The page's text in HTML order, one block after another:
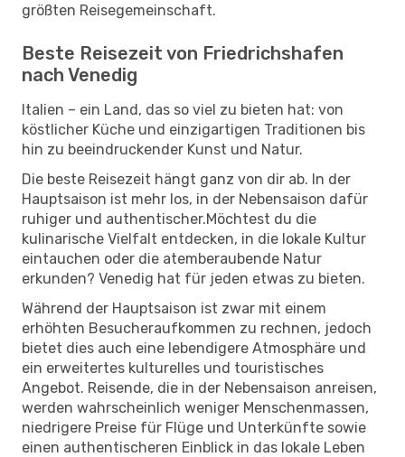
größten Reisegemeinschaft.
Beste Reisezeit von Friedrichshafen
nach Venedig
Italien – ein Land, das so viel zu bieten hat: von
köstlicher Küche und einzigartigen Traditionen bis
hin zu beeindruckender Kunst und Natur.
Die beste Reisezeit hängt ganz von dir ab. In der
Hauptsaison ist mehr los, in der Nebensaison dafür
ruhiger und authentischer.Möchtest du die
kulinarische Vielfalt entdecken, in die lokale Kultur
eintauchen oder die atemberaubende Natur
erkunden? Venedig hat für jeden etwas zu bieten.
Während der Hauptsaison ist zwar mit einem
erhöhten Besucheraufkommen zu rechnen, jedoch
bietet dies auch eine lebendigere Atmosphäre und
ein erweitertes kulturelles und touristisches
Angebot. Reisende, die in der Nebensaison anreisen,
werden wahrscheinlich weniger Menschenmassen,
niedrigere Preise für Flüge und Unterkünfte sowie
einen authentischeren Einblick in das lokale Leben